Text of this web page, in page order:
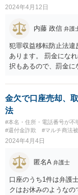
2024年4月12日
内藤 政信 弁護
犯罪収益移転防止法違
あります。 罰金にな
択もあるので、罰金
金欠で口座売却、
法
#本名・住所・電話番号が不
#還付金詐欺
#マルチ商法
2024年4月4日
匿名A 弁護士
口座のうち1件は弁護
クはお休みのような